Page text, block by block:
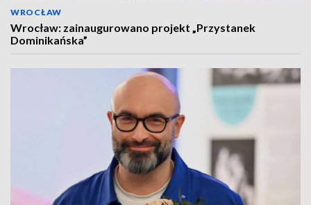
WROCŁAW
Wrocław: zainaugurowano projekt „Przystanek
Dominikańska”